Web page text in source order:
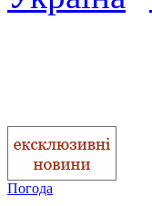
Погода